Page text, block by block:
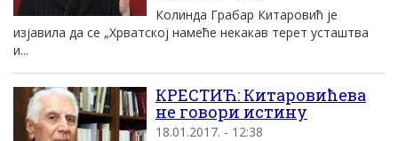
Колинда Грабар Китаровић је
изјавила да се „Хрватској намеће некакав терет усташтва
и...
КРЕСТИЋ: Китаровићева
не говори истину
18.01.2017. - 12:38